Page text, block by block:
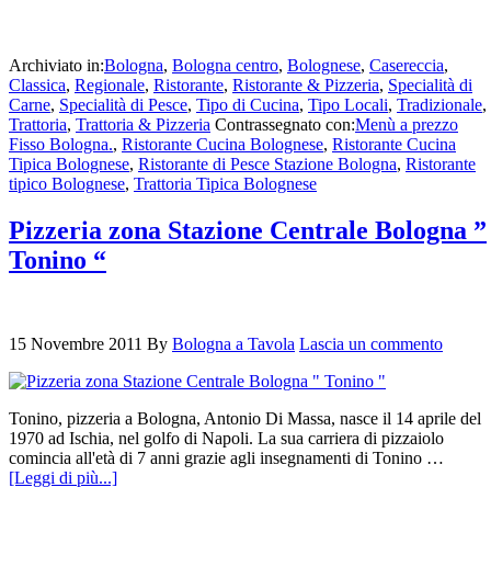
Archiviato in:Bologna, Bologna centro, Bolognese, Casereccia,
Classica, Regionale, Ristorante, Ristorante & Pizzeria, Specialità di
Carne, Specialità di Pesce, Tipo di Cucina, Tipo Locali, Tradizionale,
Trattoria, Trattoria & Pizzeria Contrassegnato con:Menù a prezzo
Fisso Bologna., Ristorante Cucina Bolognese, Ristorante Cucina
Tipica Bolognese, Ristorante di Pesce Stazione Bologna, Ristorante
tipico Bolognese, Trattoria Tipica Bolognese
Pizzeria zona Stazione Centrale Bologna ”
Tonino “
15 Novembre 2011 By Bologna a Tavola Lascia un commento
Tonino, pizzeria a Bologna, Antonio Di Massa, nasce il 14 aprile del
1970 ad Ischia, nel golfo di Napoli. La sua carriera di pizzaiolo
comincia all'età di 7 anni grazie agli insegnamenti di Tonino …
[Leggi di più...]